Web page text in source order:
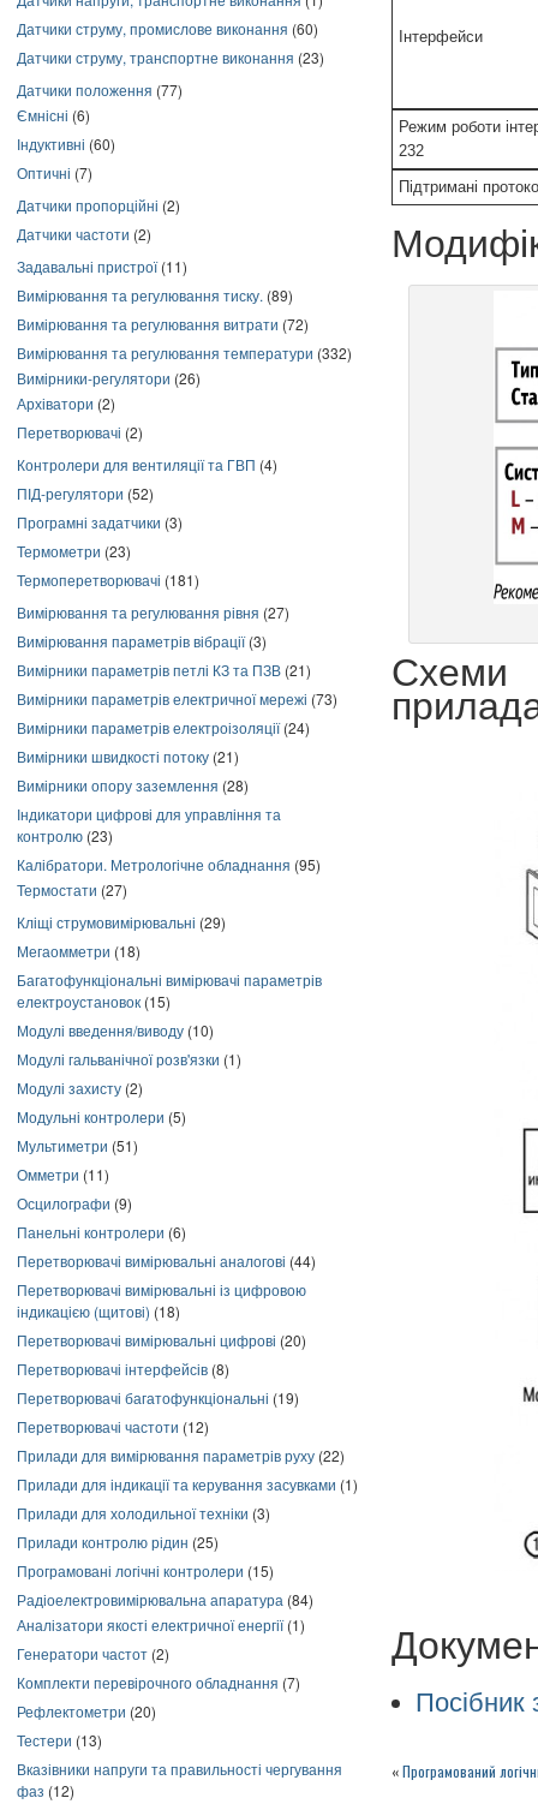
Датчики струму, промислове виконання (60)
Датчики струму, транспортне виконання (23)
Датчики положення (77)
Ємнісні (6)
Індуктивні (60)
Оптичні (7)
Датчики пропорційні (2)
Датчики частоти (2)
Задавальні пристрої(11)
Вимірювання та регулювання тиску. (89)
Вимірювання та регулювання витрати (72)
Вимірювання та регулювання температури (332)
Вимірники-регулятори (26)
Архіватори (2)
Перетворювачі (2)
Контролери для вентиляції та ГВП (4)
ПІД-регулятори (52)
Програмні задатчики (3)
Термометри (23)
Термоперетворювачі (181)
Вимірювання та регулювання рівня (27)
Вимірювання параметрів вібрації(3)
Вимірники параметрів петлі КЗ та ПЗВ (21)
Вимірники параметрів електричної мережі (73)
Вимірники параметрів електроізоляції(24)
Вимірники швидкості потоку (21)
Вимірники опору заземлення (28)
Індикатори цифрові для управління та
контролю (23)
Калібратори. Метрологічне обладнання (95)
Термостати (27)
Кліщі струмовимірювальні (29)
Мегаомметри (18)
Багатофункціональні вимірювачі параметрів
електроустановок (15)
Модулі введення/виводу (10)
Модулі гальванічної розв'язки (1)
Модулі захисту (2)
Модульні контролери (5)
Мультиметри (51)
Омметри (11)
Осцилографи (9)
Панельні контролери (6)
Перетворювачі вимірювальні аналогові (44)
Перетворювачі вимірювальні із цифровою
індикацією (щитові) (18)
Перетворювачі вимірювальні цифрові (20)
Перетворювачі інтерфейсів (8)
Перетворювачі багатофункціональні (19)
Перетворювачі частоти (12)
Прилади для вимірювання параметрів руху (22)
Прилади для індикації та керування засувками (1)
Прилади для холодильної техніки (3)
Прилади контролю рідин (25)
Програмовані логічні контролери (15)
Радіоелектровимірювальна апаратура (84)
Аналізатори якості електричної енергії(1)
Генератори частот (2)
Комплекти перевірочного обладнання (7)
Рефлектометри (20)
Тестери (13)
Вказівники напруги та правильності чергування
фаз (12)
Інтерфейси
Режим роботи
232
Підтримані
Посібник
«Програмований